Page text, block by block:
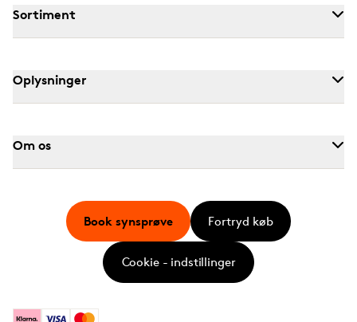
Sortiment
Oplysninger
Om os
KlarnaVisa Mastercard
Book synsprøve Fortryd køb
Cookie - indstillinger